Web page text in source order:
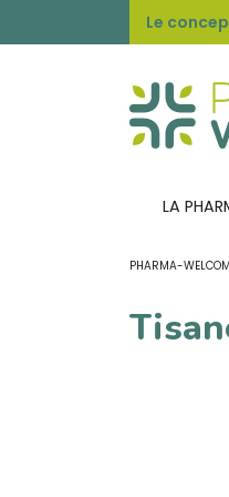
Le
LA
PHARMA-